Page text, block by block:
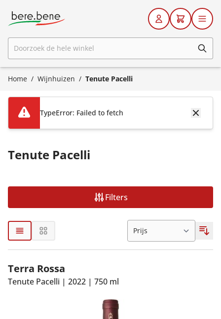
Doorzoek de hele winkel
Home / Wijnhuizen / Tenute Pacelli
TypeError: Failed to fetch
Tenute Pacelli
Filters
Terra Rossa
Tenute Pacelli | 2022 | 750 ml